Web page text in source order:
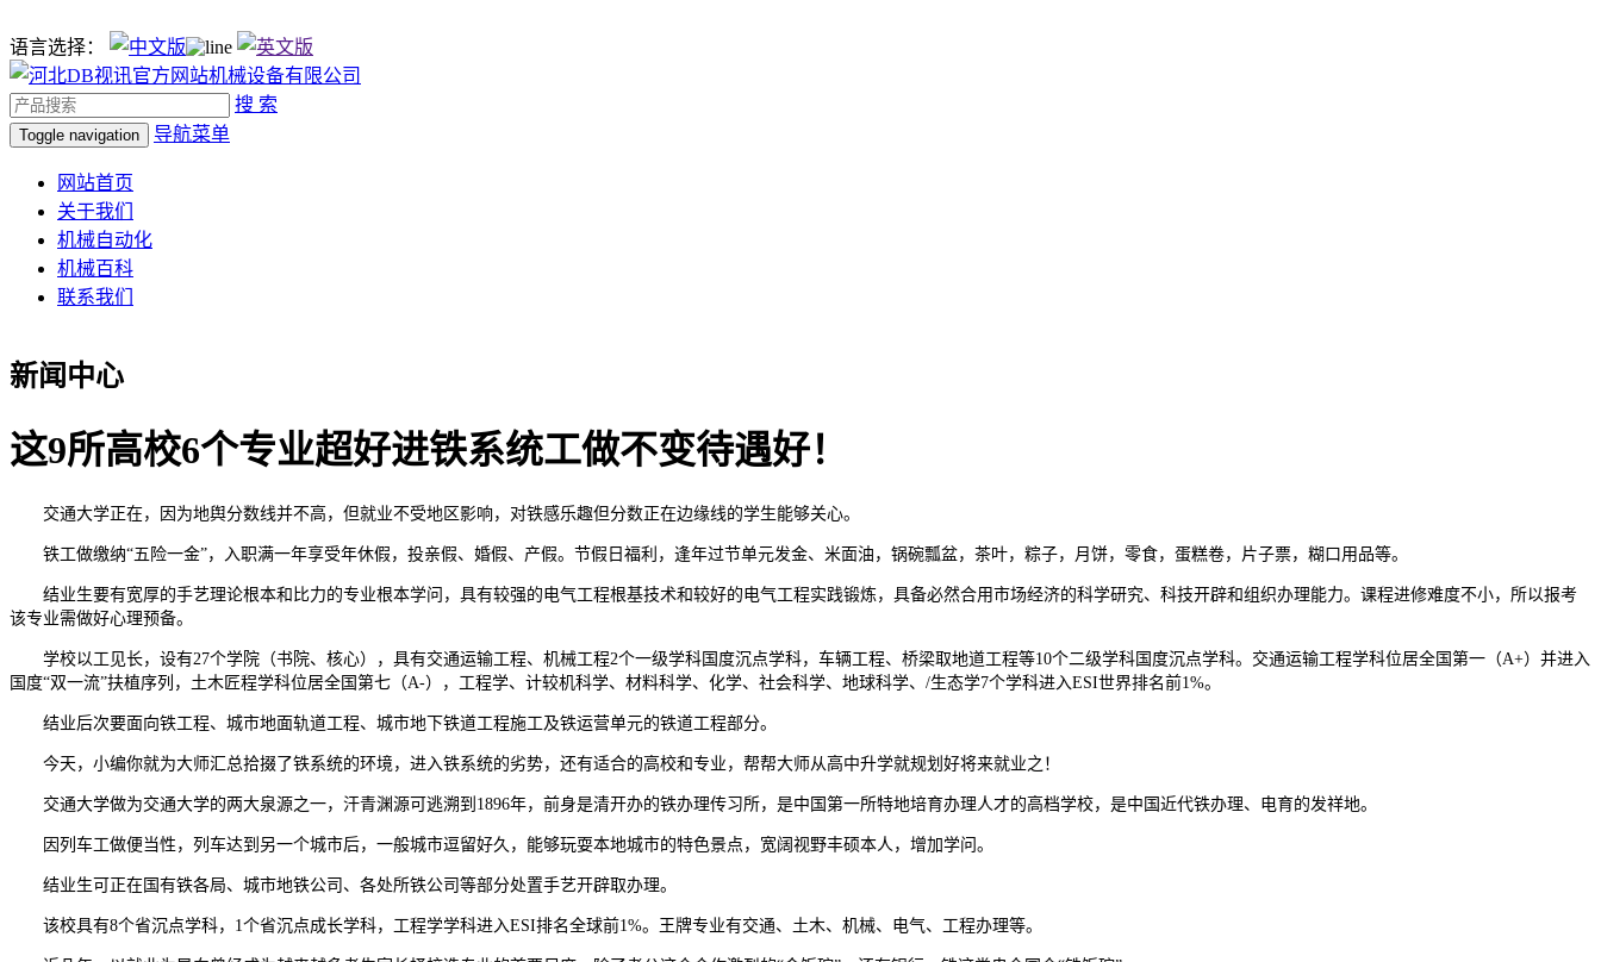
语言选择：
搜 索
Toggle navigation 导航菜单
网站首页
关于我们
机械自动化
机械百科
联系我们
新闻中心
这9所高校6个专业超好进铁系统工做不变待遇好！
交通大学正在，因为地舆分数线并不高，但就业不受地区影响，对铁感乐趣但分数正在边缘线的学生能够关心。
铁工做缴纳“五险一金”，入职满一年享受年休假，投亲假、婚假、产假。节假日福利，逢年过节单元发金、米面油，锅碗瓢盆，茶叶，粽子，月饼，零食，蛋糕卷，片子票，糊口用品等。
结业生要有宽厚的手艺理论根本和比力的专业根本学问，具有较强的电气工程根基技术和较好的电气工程实践锻炼，具备必然合用市场经济的科学研究、科技开辟和组织办理能力。课程进修难度不小，所以报考
该专业需做好心理预备。
学校以工见长，设有27个学院（书院、核心），具有交通运输工程、机械工程2个一级学科国度沉点学科，车辆工程、桥梁取地道工程等10个二级学科国度沉点学科。交通运输工程学科位居全国第一（A+）并进入
国度“双一流”扶植序列，土木匠程学科位居全国第七（A-），工程学、计较机科学、材料科学、化学、社会科学、地球科学、/生态学7个学科进入ESI世界排名前1%。
结业后次要面向铁工程、城市地面轨道工程、城市地下铁道工程施工及铁运营单元的铁道工程部分。
今天，小编你就为大师汇总拾掇了铁系统的环境，进入铁系统的劣势，还有适合的高校和专业，帮帮大师从高中升学就规划好将来就业之！
交通大学做为交通大学的两大泉源之一，汗青渊源可逃溯到1896年，前身是清开办的铁办理传习所，是中国第一所特地培育办理人才的高档学校，是中国近代铁办理、电育的发祥地。
因列车工做便当性，列车达到另一个城市后，一般城市逗留好久，能够玩耍本地城市的特色景点，宽阔视野丰硕本人，增加学问。
结业生可正在国有铁各局、城市地铁公司、各处所铁公司等部分处置手艺开辟取办理。
该校具有8个省沉点学科，1个省沉点成长学科，工程学学科进入ESI排名全球前1%。王牌专业有交通、土木、机械、电气、工程办理等。